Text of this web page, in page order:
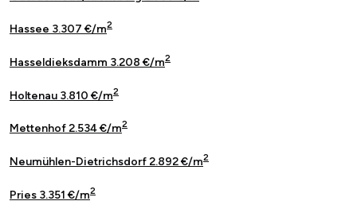
Hassee 3.307 €/m2
Hasseldieksdamm 3.208 €/m2
Holtenau 3.810 €/m2
Mettenhof 2.534 €/m2
Neumühlen-Dietrichsdorf 2.892 €/m2
Pries 3.351 €/m2